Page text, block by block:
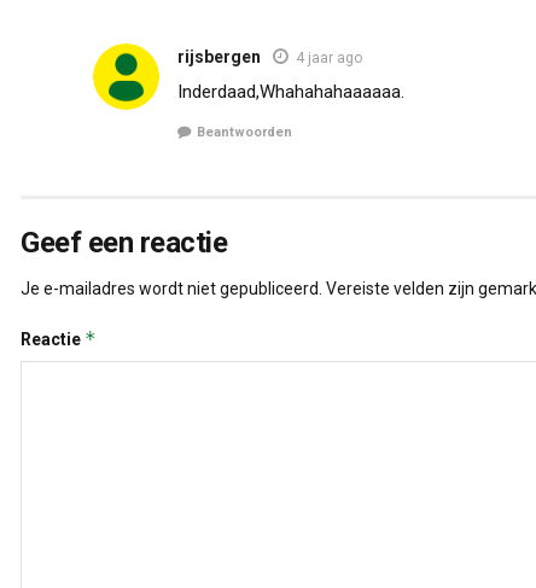
rijsbergen 4 jaar ago
Inderdaad,Whahahahaaaaaa.
Beantwoorden
Geef een reactie
Je e-mailadres wordt niet gepubliceerd. Vereiste velden zijn
Reactie *